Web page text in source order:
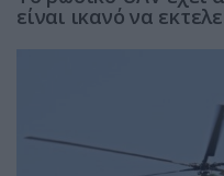
είναι ικανό να